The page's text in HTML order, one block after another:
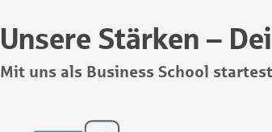
Unsere Stärken –
Mit uns als Business School